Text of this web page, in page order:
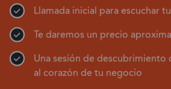
Llamada inicial para escuchar
Te daremos un precio
Una sesión de
al corazón de tu negocio